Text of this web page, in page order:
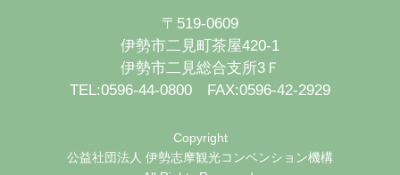
〒519-0609
伊勢市二見町茶屋420-1
伊勢市二見総合支所3Ｆ
TEL:0596-44-0800 FAX:0596-42-2929
Copyright
公益社団法人 伊勢志摩観光コンベンション機構